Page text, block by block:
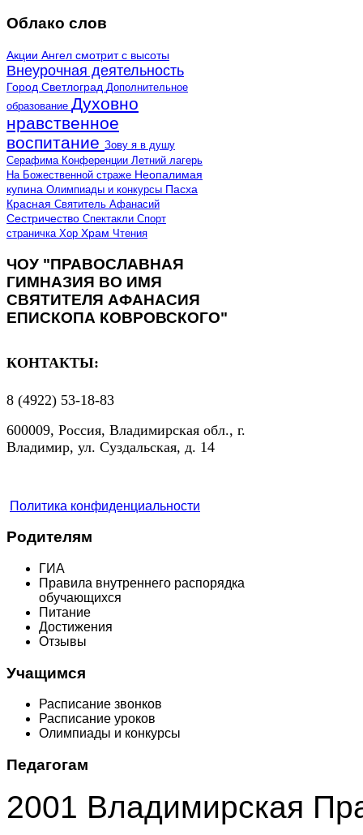
Облако слов
Акции Ангел смотрит с высоты
Внеурочная деятельность
Город Светлоград Дополнительное
образование Духовно
нравственное
воспитание Зову я в душу
Серафима Конференции Летний лагерь
На Божественной страже Неопалимая
купина Олимпиады и конкурсы Пасха
Красная Святитель Афанасий
Сестричество Спектакли Спорт
страничка Хор Храм Чтения
ЧОУ "ПРАВОСЛАВНАЯ
ГИМНАЗИЯ ВО ИМЯ
СВЯТИТЕЛЯ АФАНАСИЯ
ЕПИСКОПА КОВРОВСКОГО"
КОНТАКТЫ:
8 (4922) 53-18-83
600009, Россия, Владимирская обл., г.
Владимир, ул. Суздальская, д. 14
Политика конфиденциальности
Родителям
ГИА
Правила внутреннего распорядка
обучающихся
Питание
Достижения
Отзывы
Учащимся
Расписание звонков
Расписание уроков
Олимпиады и конкурсы
Педагогам
2001 Владимирская